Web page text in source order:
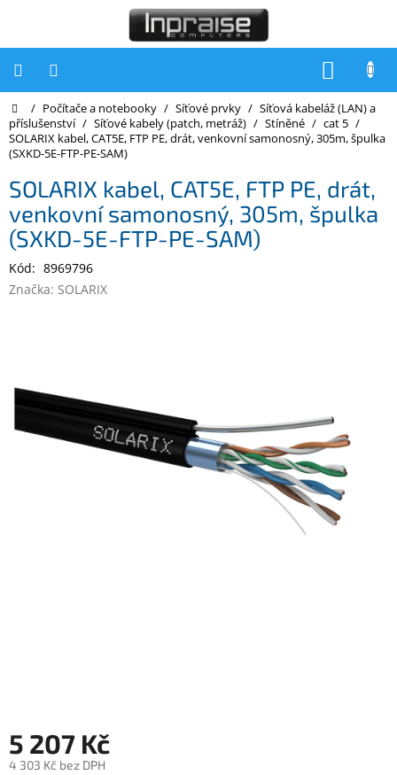
Počítače
Počítače
Inpraise
Notebooky
Tiskárny
Monitory
Akce
Kontakty
objednávka
antiviru
Splátky
ESSOX
Domů
/ Počítače a notebooky / Síťové prvky / Síťová kabeláž (LAN) a
příslušenství / Síťové kabely (patch, metráž) / Stíněné / cat 5 /
SOLARIX kabel, CAT5E, FTP PE, drát, venkovní samonosný, 305m, špulka
(SXKD-5E-FTP-PE-SAM)
SOLARIX kabel, CAT5E, FTP PE, drát,
venkovní samonosný, 305m, špulka
(SXKD-5E-FTP-PE-SAM)
Kód: 8969796
Značka: SOLARIX
5 207 Kč
4 303 Kč bez DPH